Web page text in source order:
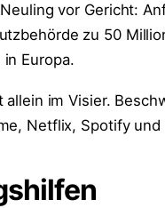
vor Gericht:
zu 50
Europa.
allein im Visier.
Netflix, Spotify und